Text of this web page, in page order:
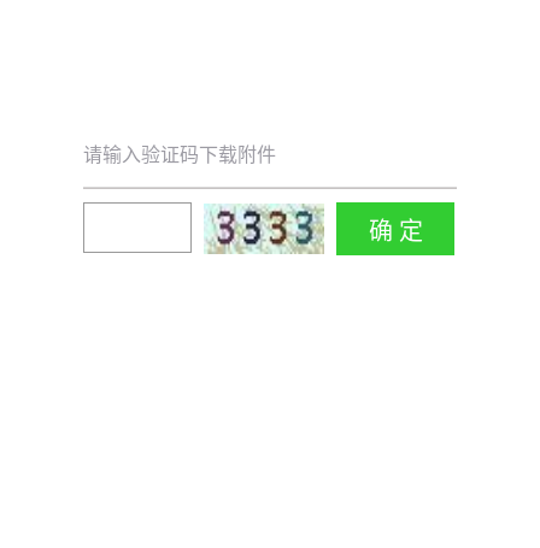
请输入验证码下载附件